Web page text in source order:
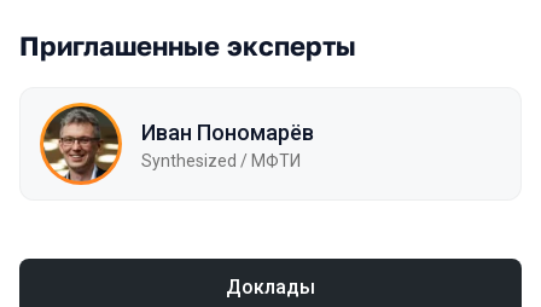
Приглашенные эксперты
Иван Пономарёв
Synthesized / МФТИ
Доклады